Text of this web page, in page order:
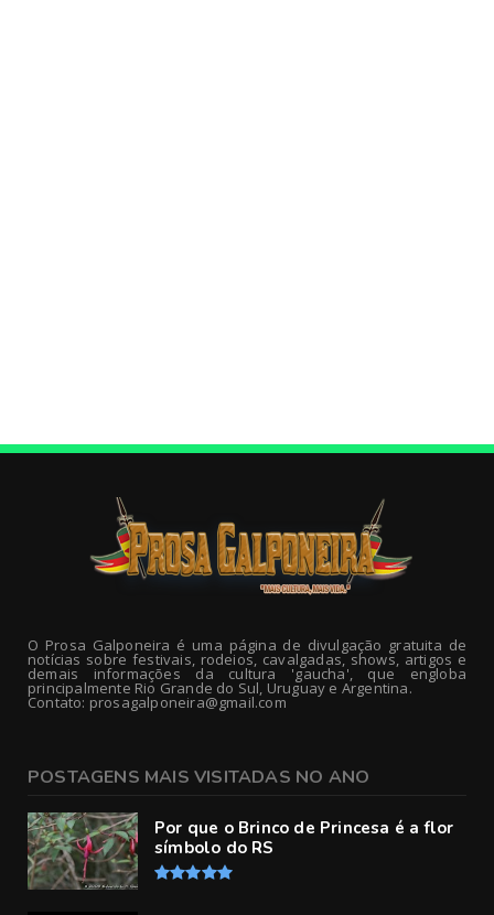
O Prosa Galponeira é uma página de divulgação gratuita de
notícias sobre festivais, rodeios, cavalgadas, shows, artigos e
demais informações da cultura 'gaucha', que engloba
principalmente Rio Grande do Sul, Uruguay e Argentina.
Contato: prosagalponeira@gmail.com
POSTAGENS MAIS VISITADAS NO ANO
Por que o Brinco de Princesa é a flor
símbolo do RS